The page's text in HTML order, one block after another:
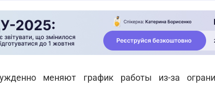
меняют график работы из-за